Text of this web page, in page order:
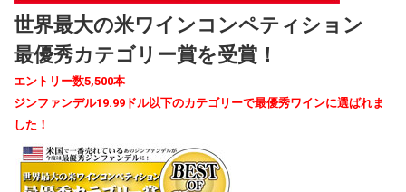
世界最大の米ワインコンペティション
最優秀カテゴリー賞を受賞！
エントリー数5,500本
ジンファンデル19.99ドル以下のカテゴリーで最優秀ワインに選ばれま
した！